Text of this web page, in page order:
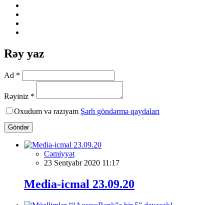
Rəy yaz
Ad *
Rəyiniz *
Oxudum və razıyam Şərh göndərmə qaydaları
Göndər
Cəmiyyət
23 Sentyabr 2020 11:17
Media-icmal 23.09.20